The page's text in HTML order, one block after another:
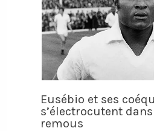
Eusébio et ses
s’électrocutent
remous